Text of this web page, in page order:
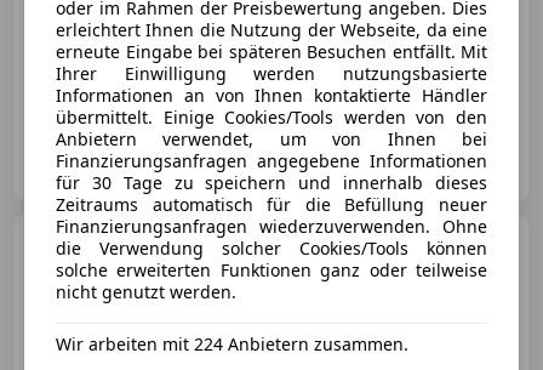
07/2024 15 611 km Diesel 270 kW (367 PS)
Automobile Swoboda GmbH
AT-4664 Oberweis
Mercedes-Benz G 450
oder im Rahmen der Preisbewertung angeben. Dies
erleichtert Ihnen die Nutzung der Webseite, da eine
erneute Eingabe bei späteren Besuchen entfällt. Mit
Ihrer Einwilligung werden nutzungsbasierte
Informationen an von Ihnen kontaktierte Händler
übermittelt. Einige Cookies/Tools werden von den
Anbietern verwendet, um von Ihnen bei
Finanzierungsanfragen angegebene Informationen
für 30 Tage zu speichern und innerhalb dieses
Zeitraums automatisch für die Befüllung neuer
Finanzierungsanfragen wiederzuverwenden. Ohne
die Verwendung solcher Cookies/Tools können
solche erweiterten Funktionen ganz oder teilweise
nicht genutzt werden.
Wir arbeiten mit 224 Anbietern zusammen.